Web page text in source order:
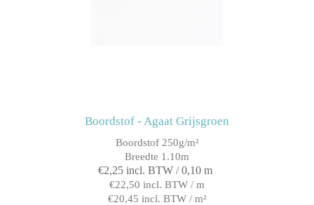
Boordstof - Agaat Grijsgroen
Boordstof 250g/m²
Breedte 1.10m
€2,25 incl. BTW / 0,10 m
€22,50 incl. BTW / m
€20,45 incl. BTW / m²